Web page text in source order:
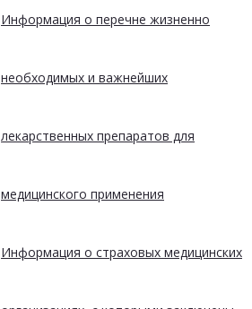
Информация о перечне жизненно
необходимых и важнейших
лекарственных препаратов для
медицинского применения
Информация о страховых медицинских